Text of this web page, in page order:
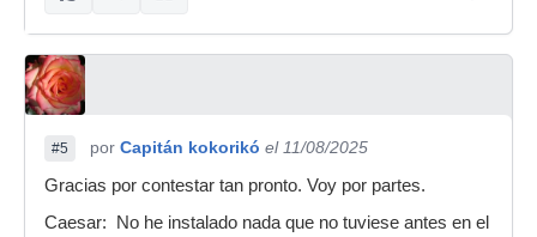
#5 por Capitán kokorikó el 11/08/2025
Gracias por contestar tan pronto. Voy por partes.
Caesar: No he instalado nada que no tuviese antes en el